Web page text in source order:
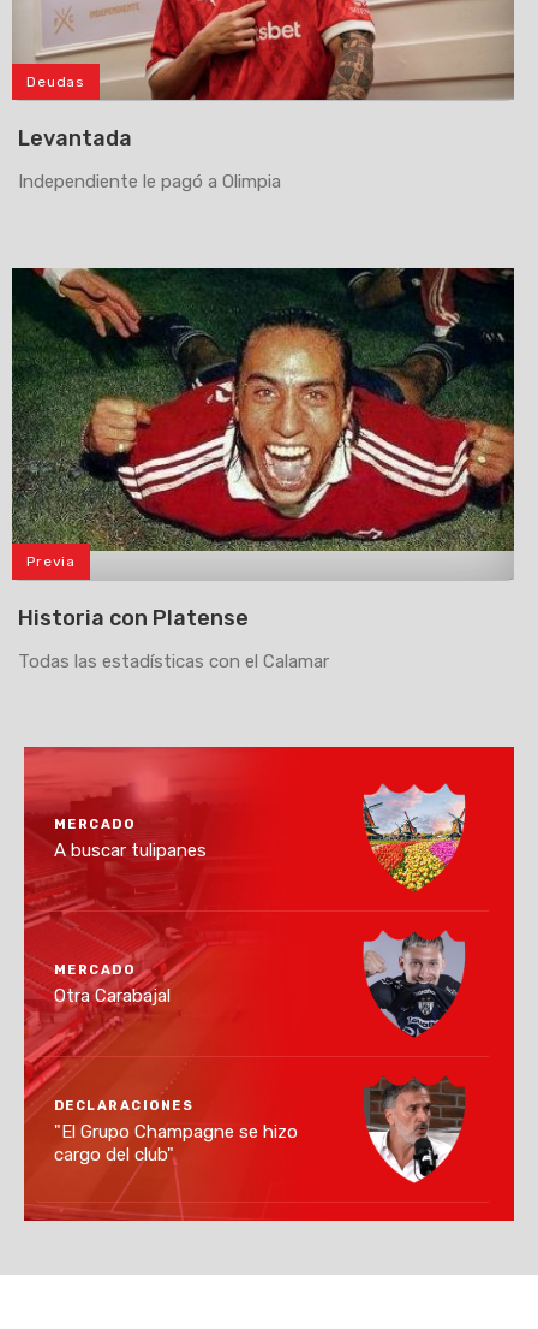
Deudas
Levantada
Independiente le pagó a Olimpia
Previa
Historia con Platense
Todas las estadísticas con el Calamar
MERCADO
A buscar tulipanes
MERCADO
Otra Carabajal
DECLARACIONES
"El Grupo Champagne se hizo
cargo del club"